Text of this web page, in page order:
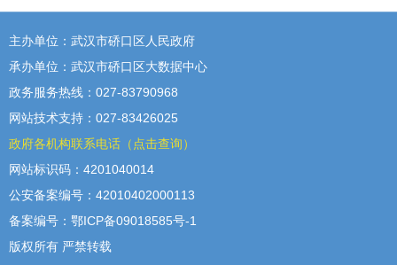
主办单位：武汉市硚口区人民政府
承办单位：武汉市硚口区大数据中心
政务服务热线：027-83790968
网站技术支持：027-83426025
政府各机构联系电话（点击查询）
网站标识码：4201040014
公安备案编号：42010402000113
备案编号：鄂ICP备09018585号-1
版权所有 严禁转载